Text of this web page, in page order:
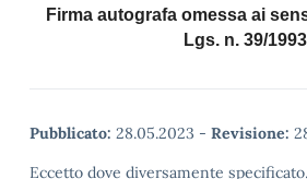
Firma autografa omessa ai
Lgs. n. 39/1993
Pubblicato: 28.05.2023 - Revisione:
Eccetto dove diversamente